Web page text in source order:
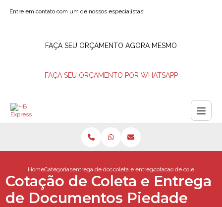
Entre em contato com um de nossos especialistas!
FAÇA SEU ORÇAMENTO AGORA MESMO
FAÇA SEU ORÇAMENTO POR WHATSAPP
HomeCategoriasentrega de documentoscoleta e entrega de documentos
cotacao de coleta e
Cotação de Coleta e Entrega
de Documentos Piedade